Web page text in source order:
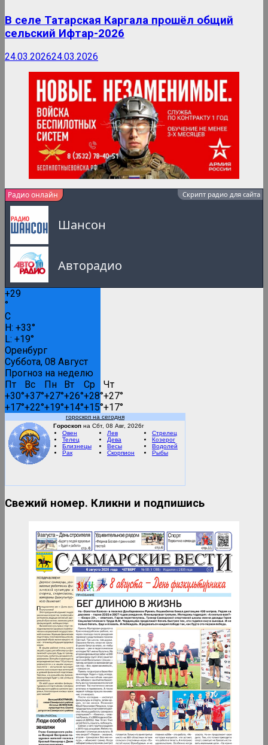
В селе Татарская Каргала прошёл общий
сельский Ифтар-2026
24.03.202624.03.2026
Радио онлайн Скрипт радио для сайта
Шансон
Авторадио
Вести FM
RMC Lounge
Дискотека 80-90
+29
°
C
H: +33°
L: +19°
Оренбург
Суббота, 08 Август
Прогноз на неделю
Пт
Вс Пн Вт Ср
Чт
+30°+37°+27°+26°+28°+27°
+17°+22°+19°+14°+15°+17°
Гороскоп на Сбт, 08 Авг, 2026г
гороскоп на сегодня
Овен
Телец
Близнецы
Рак
Лев
Дева
Весы
Скорпион
Стрелец
Козерог
Водолей
Рыбы
Свежий номер. Кликни и подпишись